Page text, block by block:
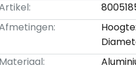
Materiaal: